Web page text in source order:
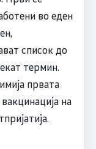
во еден
список до
термин.
првата
на